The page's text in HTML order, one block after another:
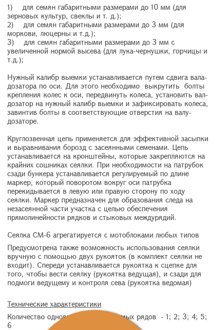
1) для семян габаритными размерами до 10 мм (для
зерновых культур, свеклы и т. д.);
2) для семян габаритными размерами до 3 мм (для
моркови, люцерны и т.д.);
3) для семян габаритными размерами до 3 мм с
увеличенной нормой высева (для лука-чернушки, горчицы и
т.д.);
Нужный калибр выемки устанавливается путем сдвига вала-
дозатора по оси. Для этого необходимо выкрутить болты
крепления колес к оси, передвинуть колеса, установить вал-
дозатор на нужный калибр выемки и зафиксировать колеса,
завинтив болты в соответствующие отверстия на валу-
дозаторе.
Круглозвенная цепь применяется для эффективной засыпки
и выравнивания борозд с засеянными семенами. Цепь
устанавливается на кронштейны, которые закрепляются на
крайних сошниках сеялки. При необходимости на патрубок
сзади бункера устанавливается регулируемый по длине
маркер, который поворотом вокруг оси патрубка
перекидывается в левую или правую сторону по ходу
сеялки. Маркер предназначен для образования следа на
незасеянной части участка с целью обеспечения
прямолинейности рядков и стыковых междурядий.
Сеялка СМ-6 агрегатируется с мотоблоками любых типов
Предусмотрена также возможность использования сеялки
вручную с помощью двух рукояток (в комплект сеялки не
входит). Спереди устанавливается рукоятка к сцепке для
того, чтобы вести сеялку (рукоятка ведущая), и сзади для
подмоги ведущему и контроля сева (рукоятка ведомая)
Технические характеристики
Количество одновременно засеваемых рядов - 1; 2; 3; 4; 5;
6